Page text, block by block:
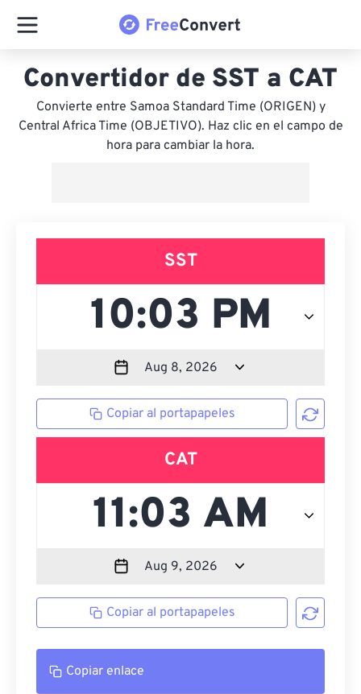
Convertidor de SST a CAT
Convierte entre Samoa Standard Time (ORIGEN) y
Central Africa Time (OBJETIVO). Haz clic en el campo de
hora para cambiar la hora.
SST
Copiar al portapapeles
CAT
Copiar al portapapeles
Copiar enlace